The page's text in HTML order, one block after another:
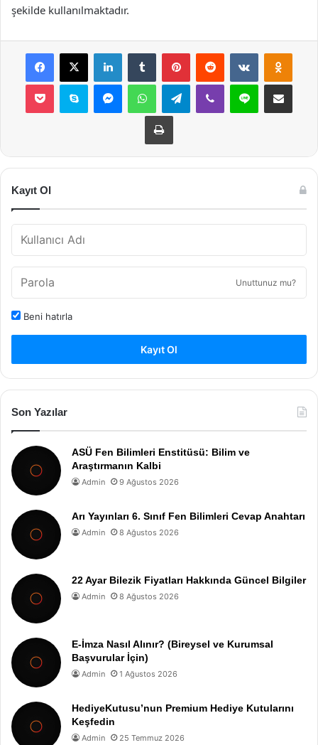
şekilde kullanılmaktadır.
Facebook
X LinkedInTumblr PinterestReddit VKontakte
Pocket Skype MessengerWhatsAppTelegramViber Line E-Posta ile
Yazdır
Kayıt Ol
Unuttunuz mu?
Beni hatırla
Kayıt Ol
Son Yazılar
ASÜ Fen Bilimleri Enstitüsü: Bilim ve
Araştırmanın Kalbi
Admin 9 Ağustos 2026
Arı Yayınları 6. Sınıf Fen Bilimleri Cevap Anahtarı
Admin 8 Ağustos 2026
22 Ayar Bilezik Fiyatları Hakkında Güncel Bilgiler
Admin 8 Ağustos 2026
E-İmza Nasıl Alınır? (Bireysel ve Kurumsal
Başvurular İçin)
Admin 1 Ağustos 2026
HediyeKutusu’nun Premium Hediye Kutularını
Keşfedin
Admin 25 Temmuz 2026